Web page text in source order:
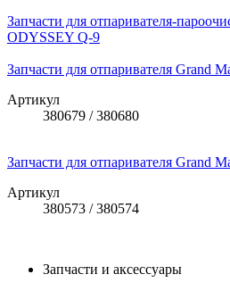
Запчасти для отпаривателя-
ODYSSEY Q-9
Запчасти для отпаривателя Grand
Артикул
380679 / 380680
Запчасти для отпаривателя Grand
Артикул
380573 / 380574
Запчасти и аксессуары